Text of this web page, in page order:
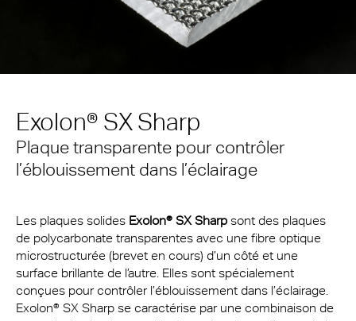
Exolon® SX Sharp
Plaque transparente pour contrôler
l’éblouissement dans l’éclairage
Les plaques solides Exolon® SX Sharp sont des plaques
de polycarbonate transparentes avec une fibre optique
microstructurée (brevet en cours) d’un côté et une
surface brillante de l’autre. Elles sont spécialement
conçues pour contrôler l’éblouissement dans l’éclairage.
Exolon® SX Sharp se caractérise par une combinaison de